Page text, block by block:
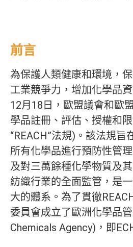
前言
為保護人類健康和環境，
工業競爭力，增加化學品
12月18日，歐盟議會和歐
學品註冊、評估、授權和
“REACH”法規)。該法規旨
所有化學品進行預防性管
及對三萬餘種化學物質及
紡織行業的全面監管，是
大的體系。為了貫徹
委員會成立了歐洲化學品
Chemicals Agency)，即